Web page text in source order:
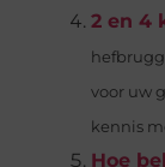
2 en 4
voor uw
kennis
Hoe